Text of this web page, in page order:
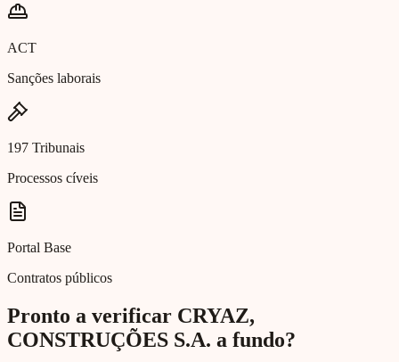
ACT
Sanções laborais
197 Tribunais
Processos cíveis
Portal Base
Contratos públicos
Pronto a verificar CRYAZ,
CONSTRUÇÕES S.A. a fundo?